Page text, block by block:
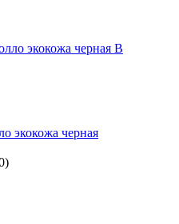
экокожа черная